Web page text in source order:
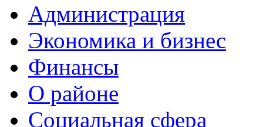
Администрация
Экономика и бизнес
Финансы
О районе
Социальная сфера